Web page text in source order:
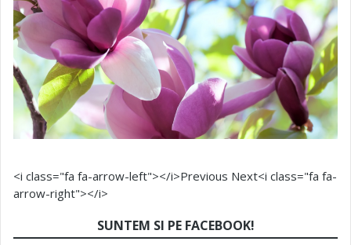
<i class="fa fa-arrow-left"></i>Previous Next<i class="fa fa-
arrow-right"></i>
SUNTEM SI PE FACEBOOK!